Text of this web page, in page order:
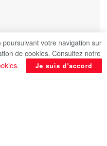
votre navigation sur
de cookies. Consultez notre
. Je suis d'accord